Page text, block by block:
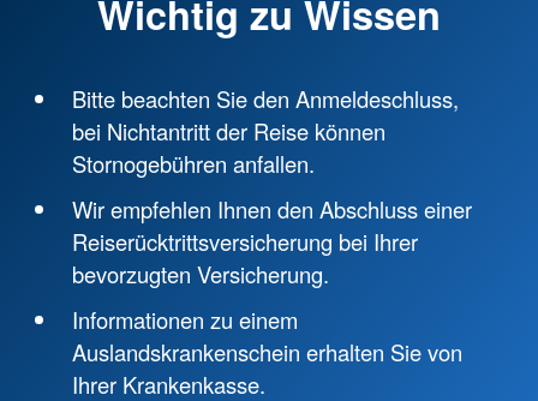
Wichtig zu Wissen
Bitte beachten Sie den Anmeldeschluss,
bei Nichtantritt der Reise können
Stornogebühren anfallen.
Wir empfehlen Ihnen den Abschluss einer
Reiserücktrittsversicherung bei Ihrer
bevorzugten Versicherung.
Informationen zu einem
Auslandskrankenschein erhalten Sie von
Ihrer Krankenkasse.